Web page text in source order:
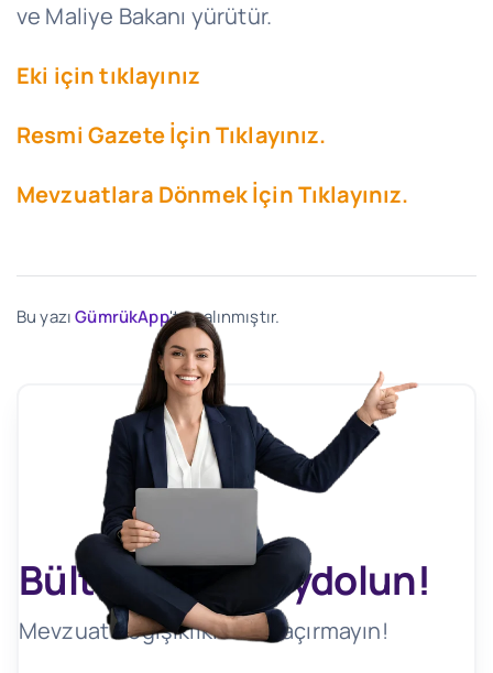
ve Maliye Bakanı yürütür.
Eki için tıklayınız
Resmi Gazete İçin Tıklayınız.
Mevzuatlara Dönmek İçin Tıklayınız.
Bu yazıGümrükApp'ten alınmıştır.
Bültenimize Kaydolun!
Mevzuat Değişikliklerini Kaçırmayın!